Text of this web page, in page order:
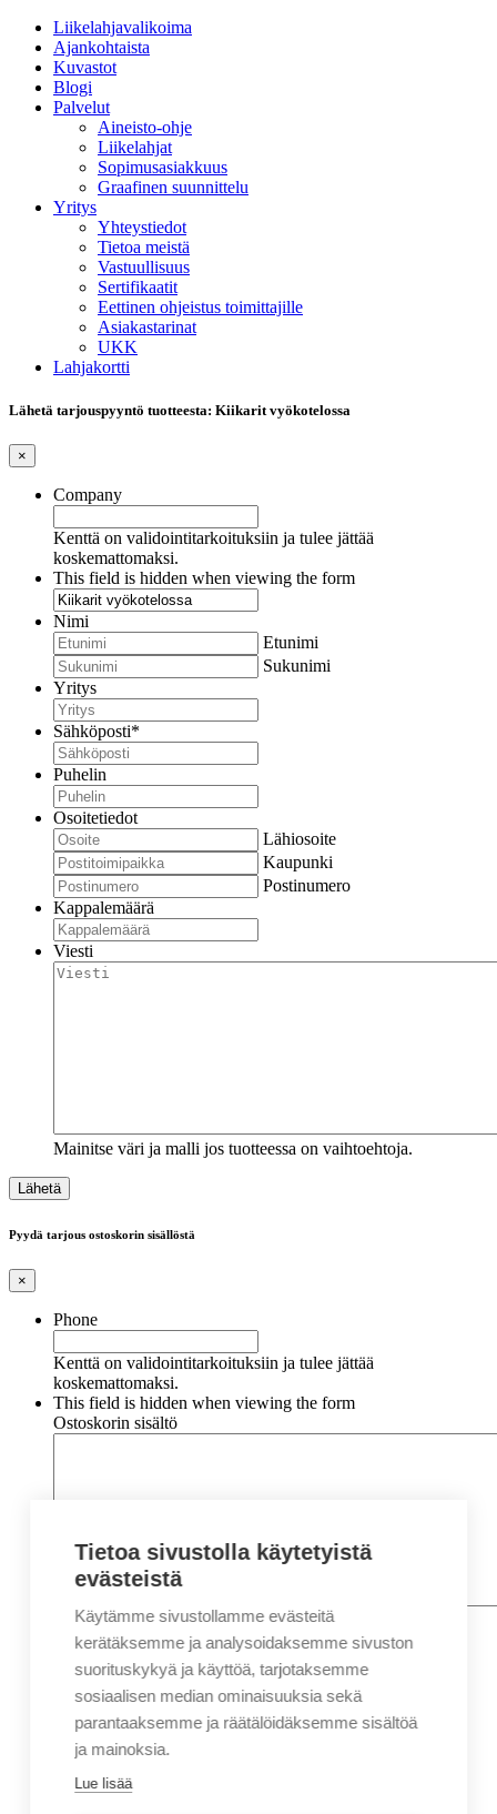
Liikelahjavalikoima
Ajankohtaista
Kuvastot
Blogi
Palvelut
Aineisto-ohje
Liikelahjat
Sopimusasiakkuus
Graafinen suunnittelu
Yritys
Yhteystiedot
Tietoa meistä
Vastuullisuus
Sertifikaatit
Eettinen ohjeistus toimittajille
Asiakastarinat
UKK
Lahjakortti
Lähetä tarjouspyyntö tuotteesta: Kiikarit vyökotelossa
×
Company
Kenttä on validointitarkoituksiin ja tulee jättää
koskemattomaksi.
This field is hidden when viewing the form
Nimi
Etunimi
Sukunimi
Yritys
Sähköposti*
Puhelin
Osoitetiedot
Lähiosoite
Kaupunki
Postinumero
Kappalemäärä
Viesti
Mainitse väri ja malli jos tuotteessa on vaihtoehtoja.
Pyydä tarjous ostoskorin sisällöstä
×
Phone
Kenttä on validointitarkoituksiin ja tulee jättää
koskemattomaksi.
This field is hidden when viewing the form
Ostoskorin sisältö
Nimi*
Etunimi
Sukunimi
Sähköposti*
Puhelin*
Tietoa sivustolla käytetyistä
evästeistä
Käytämme sivustollamme evästeitä
kerätäksemme ja analysoidaksemme sivuston
suorituskykyä ja käyttöä, tarjotaksemme
sosiaalisen median ominaisuuksia sekä
parantaaksemme ja räätälöidäksemme sisältöä
ja mainoksia.
Lue lisää